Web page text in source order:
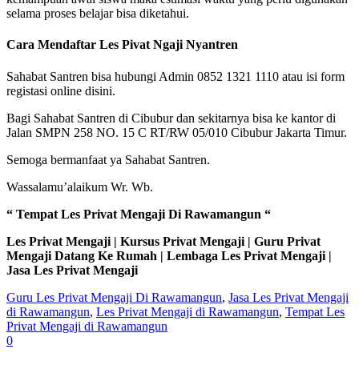
selama proses belajar bisa diketahui.
Cara Mendaftar Les Pivat Ngaji Nyantren
Sahabat Santren bisa hubungi Admin 0852 1321 1110 atau isi form
registasi online disini.
Bagi Sahabat Santren di Cibubur dan sekitarnya bisa ke kantor di
Jalan SMPN 258 NO. 15 C RT/RW 05/010 Cibubur Jakarta Timur.
Semoga bermanfaat ya Sahabat Santren.
Wassalamu’alaikum Wr. Wb.
“ Tempat Les Privat Mengaji Di Rawamangun “
Les Privat Mengaji | Kursus Privat Mengaji | Guru Privat
Mengaji Datang Ke Rumah | Lembaga Les Privat Mengaji |
Jasa Les Privat Mengaji
Guru Les Privat Mengaji Di Rawamangun, Jasa Les Privat Mengaji
di Rawamangun, Les Privat Mengaji di Rawamangun, Tempat Les
Privat Mengaji di Rawamangun
0